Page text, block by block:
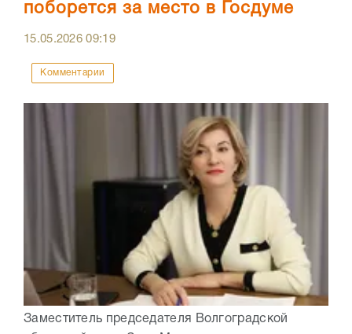
поборется за место в Госдуме
15.05.202609:19
Комментарии
Заместитель председателя Волгоградской